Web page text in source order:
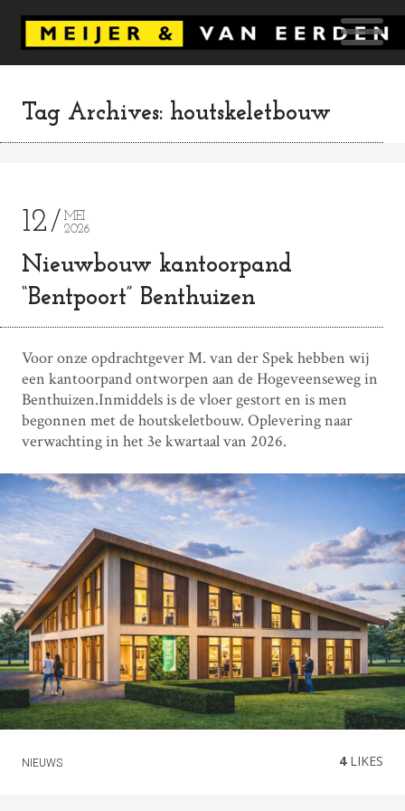
Tag Archives: houtskeletbouw
12
MEI
2026
Nieuwbouw kantoorpand
“Bentpoort” Benthuizen
Voor onze opdrachtgever M. van der Spek hebben wij
een kantoorpand ontworpen aan de Hogeveenseweg in
Benthuizen.Inmiddels is de vloer gestort en is men
begonnen met de houtskeletbouw. Oplevering naar
verwachting in het 3e kwartaal van 2026.
NIEUWS 4LIKES